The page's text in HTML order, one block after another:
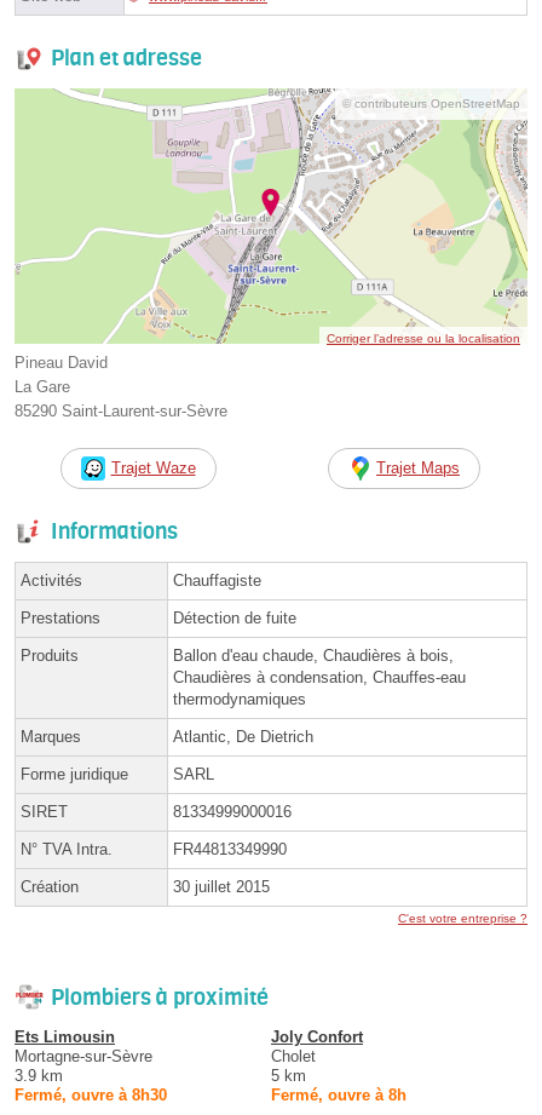
Plan et adresse
© contributeurs OpenStreetMap
Corriger l’adresse ou la localisation
Pineau David
La Gare
85290 Saint-Laurent-sur-Sèvre
Trajet Waze Trajet Maps
Informations
Activités Chauffagiste
Prestations Détection de fuite
Produits
Ballon d'eau chaude, Chaudières à bois,
Chaudières à condensation, Chauffes-eau
thermodynamiques
Marques Atlantic, De Dietrich
Forme juridique SARL
SIRET 81334999000016
N° TVA Intra. FR44813349990
Création 30 juillet 2015
C'est votre entreprise ?
Plombiers à proximité
Ets Limousin
Mortagne-sur-Sèvre
3.9 km
Fermé, ouvre à 8h30
Joly Confort
Cholet
5 km
Fermé, ouvre à 8h